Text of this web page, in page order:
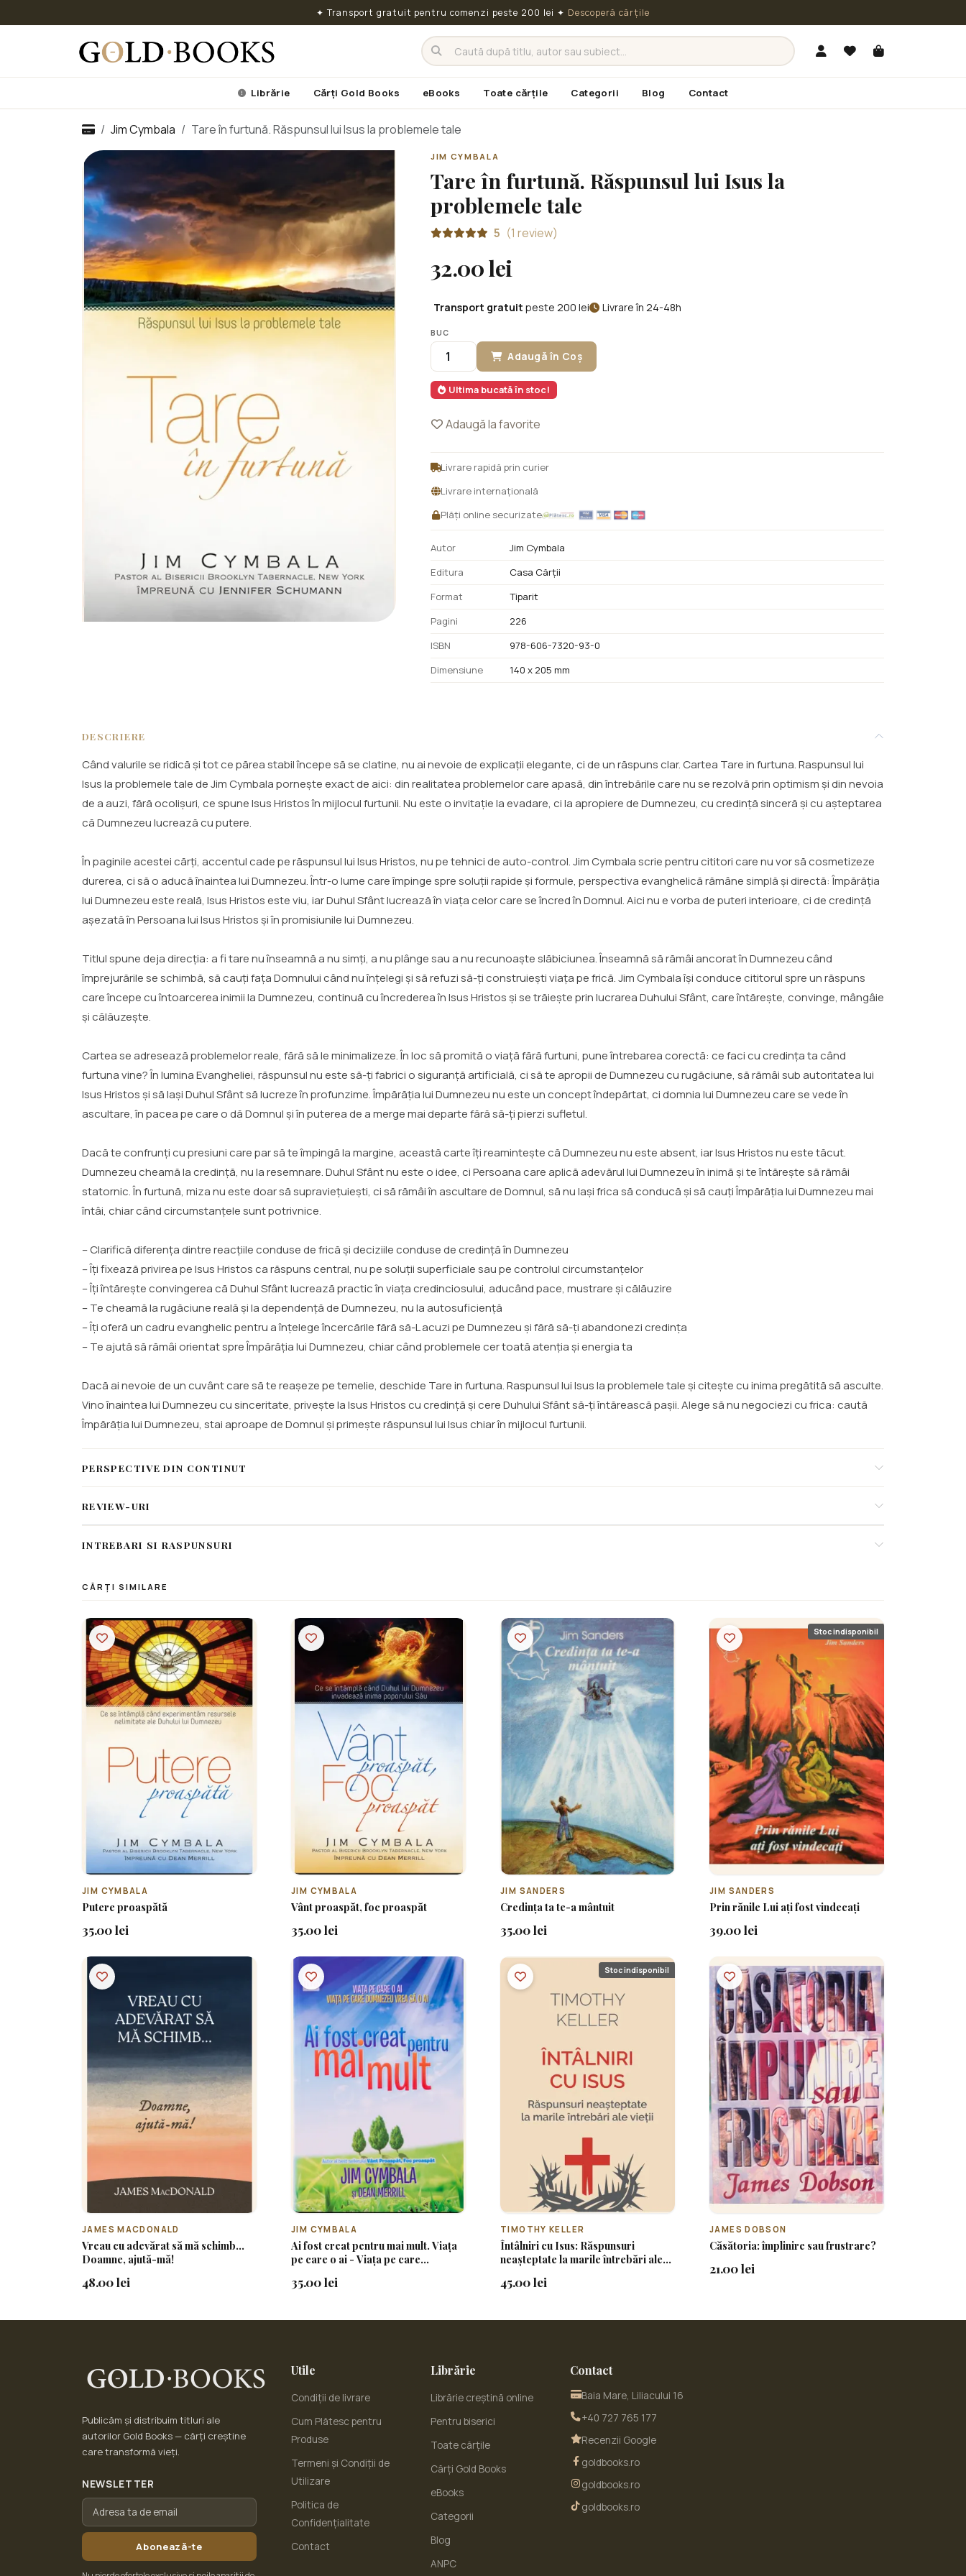
✦ Transport gratuit pentru comenzi peste 200 lei ✦ Descoperă cărțile
Librărie Cărți Gold Books eBooks Toate cărțile Categorii Blog Contact
Jim Cymbala Tare în furtună. Răspunsul lui Isus la problemele tale
JIM CYMBALA
Tare în furtună. Răspunsul lui Isus la
problemele tale
5 (1 review)
32.00 lei
Transport gratuit peste 200 lei Livrare în 24-48h
BUC
Adaugă în Coș
Ultima bucată în stoc!
Adaugă la favorite
Livrare rapidă prin curier
Livrare internațională
Plăți online securizate
Autor
Jim Cymbala
Editura
Casa Cărții
Format
Tiparit
Pagini
226
ISBN
978-606-7320-93-0
Dimensiune
140 x 205 mm
DESCRIERE
Când valurile se ridică și tot ce părea stabil începe să se clatine, nu ai nevoie de explicații elegante, ci de un răspuns clar. Cartea Tare in furtuna. Raspunsul lui
Isus la problemele tale de Jim Cymbala pornește exact de aici: din realitatea problemelor care apasă, din întrebările care nu se rezolvă prin optimism și din nevoia
de a auzi, fără ocolișuri, ce spune Isus Hristos în mijlocul furtunii. Nu este o invitație la evadare, ci la apropiere de Dumnezeu, cu credință sinceră și cu așteptarea
că Dumnezeu lucrează cu putere.
În paginile acestei cărți, accentul cade pe răspunsul lui Isus Hristos, nu pe tehnici de auto-control. Jim Cymbala scrie pentru cititori care nu vor să cosmetizeze
durerea, ci să o aducă înaintea lui Dumnezeu. Într-o lume care împinge spre soluții rapide și formule, perspectiva evanghelică rămâne simplă și directă: Împărăția
lui Dumnezeu este reală, Isus Hristos este viu, iar Duhul Sfânt lucrează în viața celor care se încred în Domnul. Aici nu e vorba de puteri interioare, ci de credință
așezată în Persoana lui Isus Hristos și în promisiunile lui Dumnezeu.
Titlul spune deja direcția: a fi tare nu înseamnă a nu simți, a nu plânge sau a nu recunoaște slăbiciunea. Înseamnă să rămâi ancorat în Dumnezeu când
împrejurările se schimbă, să cauți fața Domnului când nu înțelegi și să refuzi să-ți construiești viața pe frică. Jim Cymbala își conduce cititorul spre un răspuns
care începe cu întoarcerea inimii la Dumnezeu, continuă cu încrederea în Isus Hristos și se trăiește prin lucrarea Duhului Sfânt, care întărește, convinge, mângâie
și călăuzește.
Cartea se adresează problemelor reale, fără să le minimalizeze. În loc să promită o viață fără furtuni, pune întrebarea corectă: ce faci cu credința ta când
furtuna vine? În lumina Evangheliei, răspunsul nu este să-ți fabrici o siguranță artificială, ci să te apropii de Dumnezeu cu rugăciune, să rămâi sub autoritatea lui
Isus Hristos și să lași Duhul Sfânt să lucreze în profunzime. Împărăția lui Dumnezeu nu este un concept îndepărtat, ci domnia lui Dumnezeu care se vede în
ascultare, în pacea pe care o dă Domnul și în puterea de a merge mai departe fără să-ți pierzi sufletul.
Dacă te confrunți cu presiuni care par să te împingă la margine, această carte îți reamintește că Dumnezeu nu este absent, iar Isus Hristos nu este tăcut.
Dumnezeu cheamă la credință, nu la resemnare. Duhul Sfânt nu este o idee, ci Persoana care aplică adevărul lui Dumnezeu în inimă și te întărește să rămâi
statornic. În furtună, miza nu este doar să supraviețuiești, ci să rămâi în ascultare de Domnul, să nu lași frica să conducă și să cauți Împărăția lui Dumnezeu mai
întâi, chiar când circumstanțele sunt potrivnice.
– Clarifică diferența dintre reacțiile conduse de frică și deciziile conduse de credință în Dumnezeu
– Îți fixează privirea pe Isus Hristos ca răspuns central, nu pe soluții superficiale sau pe controlul circumstanțelor
– Îți întărește convingerea că Duhul Sfânt lucrează practic în viața credinciosului, aducând pace, mustrare și călăuzire
– Te cheamă la rugăciune reală și la dependență de Dumnezeu, nu la autosuficiență
– Îți oferă un cadru evanghelic pentru a înțelege încercările fără să-L acuzi pe Dumnezeu și fără să-ți abandonezi credința
– Te ajută să rămâi orientat spre Împărăția lui Dumnezeu, chiar când problemele cer toată atenția și energia ta
Dacă ai nevoie de un cuvânt care să te reașeze pe temelie, deschide Tare in furtuna. Raspunsul lui Isus la problemele tale și citește cu inima pregătită să asculte.
Vino înaintea lui Dumnezeu cu sinceritate, privește la Isus Hristos cu credință și cere Duhului Sfânt să-ți întărească pașii. Alege să nu negociezi cu frica: caută
Împărăția lui Dumnezeu, stai aproape de Domnul și primește răspunsul lui Isus chiar în mijlocul furtunii.
PERSPECTIVE DIN CONTINUT
REVIEW-URI
INTREBARI SI RASPUNSURI
CĂRȚI SIMILARE
JIM CYMBALA
Putere proaspătă
35.00 lei
JIM CYMBALA
Vânt proaspăt, foc proaspăt
35.00 lei
JIM SANDERS
Credința ta te-a mântuit
35.00 lei
Stoc indisponibil
JIM SANDERS
Prin rănile Lui ați fost vindecați
39.00 lei
JAMES MACDONALD
Vreau cu adevărat să mă schimb...
Doamne, ajută-mă!
48.00 lei
JIM CYMBALA
Ai fost creat pentru mai mult. Viața
pe care o ai - Viața pe care
35.00 lei
Stoc indisponibil
TIMOTHY KELLER
Întâlniri cu Isus: Răspunsuri
neașteptate la marile întrebări ale
45.00 lei
JAMES DOBSON
Căsătoria: împlinire sau frustrare?
21.00 lei
Publicăm și distribuim titluri ale
autorilor Gold Books — cărți creștine
care transformă vieți.
NEWSLETTER
Abonează-te
Utile
Condiții de livrare
Cum Plătesc pentru
Produse
Termeni și Condiții de
Utilizare
Politica de
Confidențialitate
Contact
Librărie
Librărie creștină online
Pentru biserici
Toate cărțile
Cărți Gold Books
eBooks
Categorii
Blog
ANPC
Contact
Baia Mare, Liliacului 16
+40 727 765 177
Recenzii Google
goldbooks.ro
goldbooks.ro
goldbooks.ro